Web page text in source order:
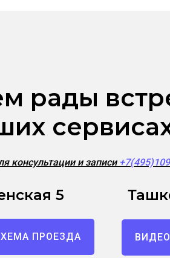
рады
консультации и записи
5
ПРОЕЗДА